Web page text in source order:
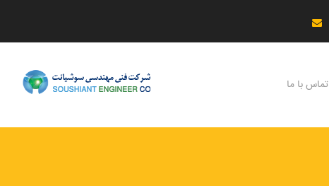
تماس با ما